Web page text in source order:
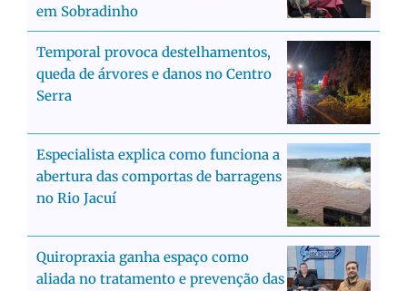
em Sobradinho
Temporal provoca destelhamentos,
queda de árvores e danos no Centro
Serra
Especialista explica como funciona a
abertura das comportas de barragens
no Rio Jacuí
Quiropraxia ganha espaço como
aliada no tratamento e prevenção das